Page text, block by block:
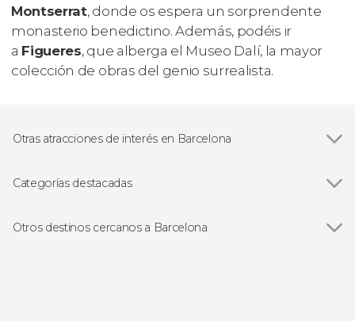
Montserrat, donde os espera un sorprendente
monasterio benedictino. Además, podéis ir
a Figueres, que alberga el Museo Dalí, la mayor
colección de obras del genio surrealista.
Otras atracciones de interés en Barcelona
Casa Batlló
La Pedrera-Casa Milà
Categorías destacadas
Free tours en Barcelona
Otros destinos cercanos a Barcelona